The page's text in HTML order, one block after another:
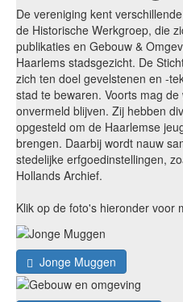
De vereniging kent
de Historische Werkgroep, die
publikaties en Gebouw &
Haarlems stadsgezicht. De
zich ten doel gevelstenen en -
stad te bewaren. Voorts mag
onvermeld blijven. Zij hebben
opgesteld om de Haarlemse
brengen. Daarbij wordt nauw
stedelijke erfgoedinstellingen,
Hollands Archief.
Klik op de foto's hieronder voor
Jonge Muggen